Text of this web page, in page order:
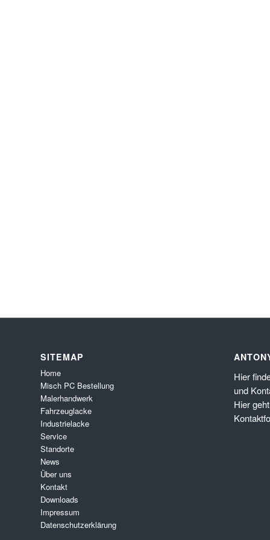
SITEMAP
Home
Misch PC Bestellung
Malerhandwerk
Fahrzeuglacke
Industrielacke
Service
Standorte
News
Über uns
Kontakt
Downloads
Impressum
Datenschutzerklärung
Hier
und
Hiergeht